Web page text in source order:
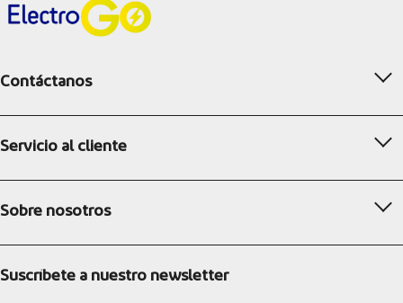
Contáctanos
Servicio al cliente
Sobre nosotros
Suscríbete a nuestro newsletter